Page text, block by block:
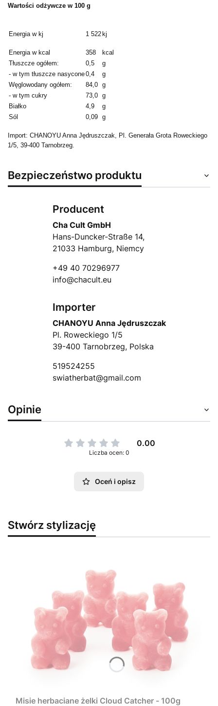
Wartości odżywcze w 100 g
Energia w kj 1 522 kj
Energia w kcal 358
kcal
Tłuszcze ogółem:
0,5
g
- w tym tłuszcze nasycone0,4
g
Węglowodany ogółem:
84,0 g
- w tym cukry
73,0 g
Białko
4,9
g
Sól
0,09 g
Import: CHANOYU Anna Jędruszczak, Pl. Generała Grota Roweckiego
1/5, 39-400 Tarnobrzeg.
Bezpieczeństwo produktu
Producent
Cha Cult GmbH
Hans-Duncker-Straße 14,
21033 Hamburg, Niemcy
+49 40 70296977
info@chacult.eu
Importer
CHANOYU Anna Jędruszczak
Pl. Roweckiego 1/5
39-400 Tarnobrzeg, Polska
519524255
swiatherbat@gmail.com
Opinie
0.00
Liczba ocen: 0
Oceń i opisz
Stwórz stylizację
Misie herbaciane żelki Cloud Catcher - 100g